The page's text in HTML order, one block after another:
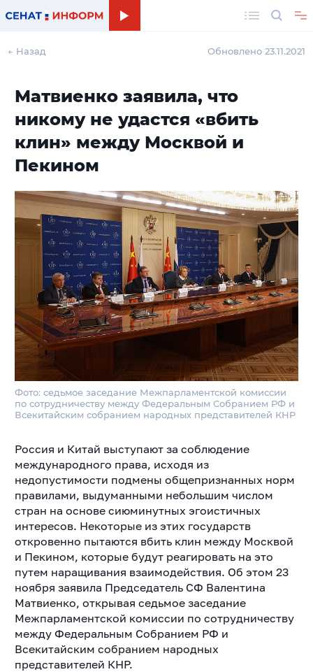
← Назад Обновлено 23.11.2021
Матвиенко заявила, что
никому не удастся «вбить
клин» между Москвой и
Пекином
Фото: седьмое заседание Межпарламентской комиссии
по сотрудничеству между Федеральным Собранием РФ и
Всекитайским собранием народных представителей КНР
Россия и Китай выступают за соблюдение
международного права, исходя из
недопустимости подмены общепризнанных норм
правилами, выдуманными небольшим числом
стран на основе сиюминутных эгоистичных
интересов. Некоторые из этих государств
откровенно пытаются вбить клин между Москвой
и Пекином, которые будут реагировать на это
путем наращивания взаимодействия. Об этом 23
ноября заявила Председатель СФ Валентина
Матвиенко, открывая седьмое заседание
Межпарламентской комиссии по сотрудничеству
между Федеральным Собранием РФ и
Всекитайским собранием народных
представителей КНР.